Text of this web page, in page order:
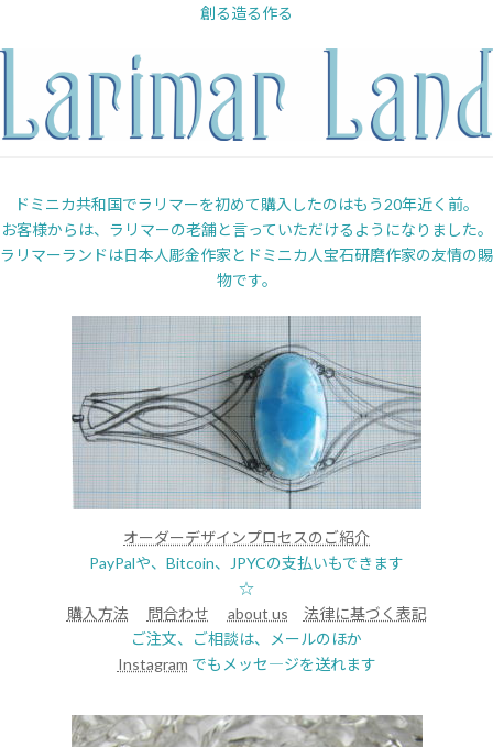
を
プ
創る造る作る
ドミニカ共和国でラリマーを初めて購入したのはもう20年近く前。
お客様からは、ラリマーの老舗と言っていただけるようになりました。
ラリマーランドは日本人彫金作家とドミニカ人宝石研磨作家の友情の賜
物です。
オーダーデザインプロセスのご紹介
PayPalや、Bitcoin、JPYCの支払いもできます
☆
購入方法
問合わせ about us
法律に基づく表記
ご注文、ご相談は、メールのほか
Instagram でもメッセ―ジを送れます